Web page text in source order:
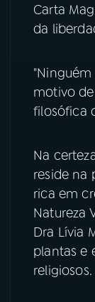
TikTok
Carta
da
motivo
filosófica
Na
reside na
rica em
Natureza
Dra Lívia
plantas e
religiosos.